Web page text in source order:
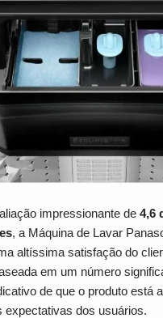
impressionante de 4,6
, a Máquina de Lavar
altíssima satisfação do
em um número
de que o produto está
expectativas dos usuários.